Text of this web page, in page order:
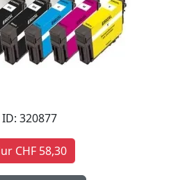
ID: 320877
CHF 58,30